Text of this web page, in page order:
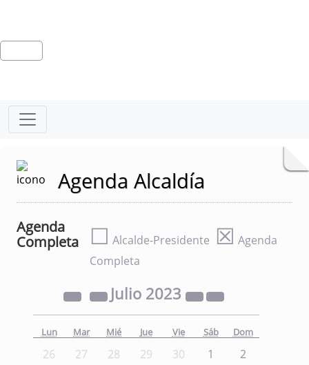
Agenda Alcaldía
Agenda
Completa
☐ Alcalde-Presidente ☒ Agenda
Completa
Julio 2023
Lun Mar Mié Jue Vie Sáb Dom
26 27 28 29 30 1
2